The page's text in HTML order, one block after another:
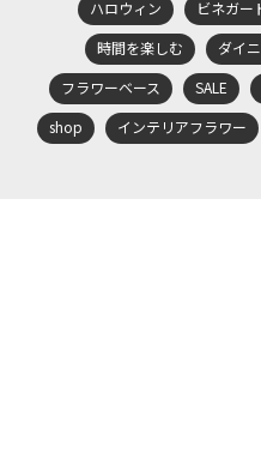
ハロウィン
ビネガー
時間を楽しむ
ダイ
フラワーベース
SALE
shop
インテリアフラワー